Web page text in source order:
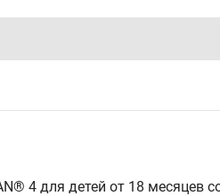
4 для детей от 18